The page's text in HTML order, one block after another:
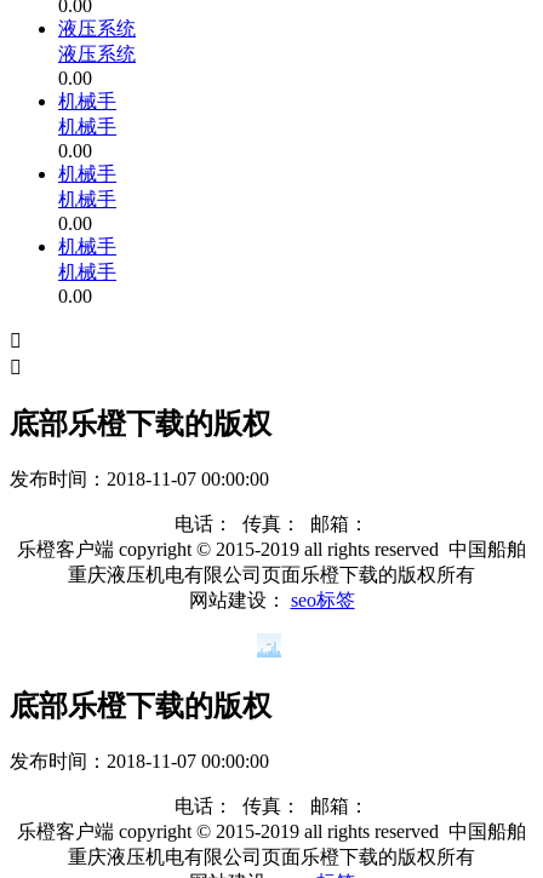
0.00
液压系统
液压系统
0.00
机械手
机械手
0.00
机械手
机械手
0.00
机械手
机械手
0.00


底部乐橙下载的版权
发布时间： 2018-11-07 00:00:00
电话： 传真： 邮箱：
乐橙客户端 copyright © 2015-2019 all rights reserved 中国船舶
重庆液压机电有限公司页面乐橙下载的版权所有
网站建设： seo标签
底部乐橙下载的版权
发布时间： 2018-11-07 00:00:00
电话： 传真： 邮箱：
乐橙客户端 copyright © 2015-2019 all rights reserved 中国船舶
重庆液压机电有限公司页面乐橙下载的版权所有